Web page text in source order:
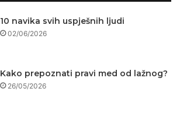
10 navika svih uspješnih ljudi
02/06/2026
Kako prepoznati pravi med od lažnog?
26/05/2026